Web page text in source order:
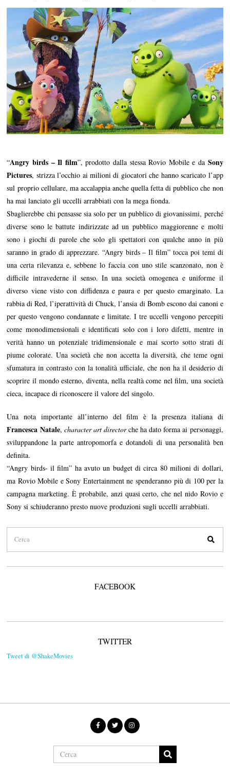
“Angry birds – Il film”, prodotto dalla stessa Rovio Mobile e da Sony
Pictures, strizza l’occhio ai milioni di giocatori che hanno scaricato l’app
sul proprio cellulare, ma accalappia anche quella fetta di pubblico che non
ha mai lanciato gli uccelli arrabbiati con la mega fionda.
Sbaglierebbe chi pensasse sia solo per un pubblico di giovanissimi, perché
diverse sono le battute indirizzate ad un pubblico maggiorenne e molti
sono i giochi di parole che solo gli spettatori con qualche anno in più
saranno in grado di apprezzare. “Angry birds – Il film” tocca poi temi di
una certa rilevanza e, sebbene lo faccia con uno stile scanzonato, non è
difficile intravederne il senso. In una società omogenea e uniforme il
diverso viene visto con diffidenza e paura e per questo emarginato. La
rabbia di Red, l’iperattività di Chuck, l’ansia di Bomb escono dai canoni e
per questo vengono condannate e limitate. I tre uccelli vengono percepiti
come monodimensionali e identificati solo con i loro difetti, mentre in
verità hanno un potenziale tridimensionale e mai scorto sotto strati di
piume colorate. Una società che non accetta la diversità, che teme ogni
sfumatura in contrasto con la tonalità ufficiale, che non ha il desiderio di
scoprire il mondo esterno, diventa, nella realtà come nel film, una società
cieca, incapace di riconoscere il valore del singolo.
Una nota importante all’interno del film è la presenza italiana di
Francesca Natale, character art directorche ha dato forma ai personaggi,
sviluppandone la parte antropomorfa e dotandoli di una personalità ben
definita.
“Angry birds- il film” ha avuto un budget di circa 80 milioni di dollari,
ma Rovio Mobile e Sony Entertainment ne spenderanno più di 100 per la
campagna marketing. È probabile, anzi quasi certo, che nel nido Rovio e
Sony si schiuderanno presto nuove produzioni sugli uccelli arrabbiati.
FACEBOOK
TWITTER
Tweet di @ShakeMovies